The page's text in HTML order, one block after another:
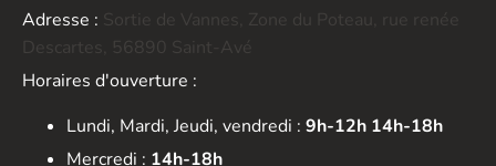
Adresse : Sortie de Vannes, Zone du Poteau, rue renée
Descartes, 56890 Saint-Avé
Horaires d'ouverture :
Lundi, Mardi, Jeudi, vendredi : 9h-12h 14h-18h
Mercredi : 14h-18h